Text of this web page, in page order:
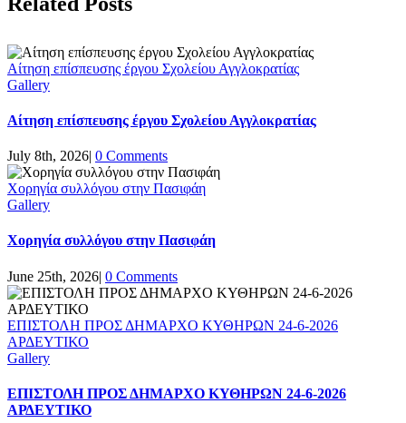
Αίτηση επίσπευσης έργου Σχολείου Αγγλοκρατίας
Gallery
Αίτηση επίσπευσης έργου Σχολείου Αγγλοκρατίας
July 8th, 2026| 0 Comments
Χορηγία συλλόγου στην Πασιφάη
Gallery
Χορηγία συλλόγου στην Πασιφάη
June 25th, 2026| 0 Comments
ΕΠΙΣΤΟΛΗ ΠΡΟΣ ΔΗΜΑΡΧΟ ΚΥΘΗΡΩΝ 24-6-2026
ΑΡΔΕΥΤΙΚΟ
Gallery
ΕΠΙΣΤΟΛΗ ΠΡΟΣ ΔΗΜΑΡΧΟ ΚΥΘΗΡΩΝ 24-6-2026
ΑΡΔΕΥΤΙΚΟ